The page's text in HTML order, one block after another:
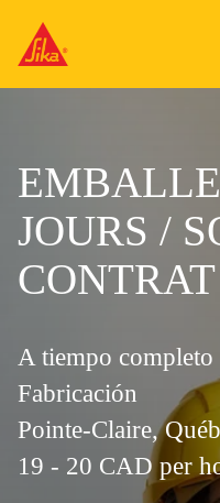
JOURS /
A tiempo completo
Fabricación
Pointe-Claire,
19 - 20 CAD per